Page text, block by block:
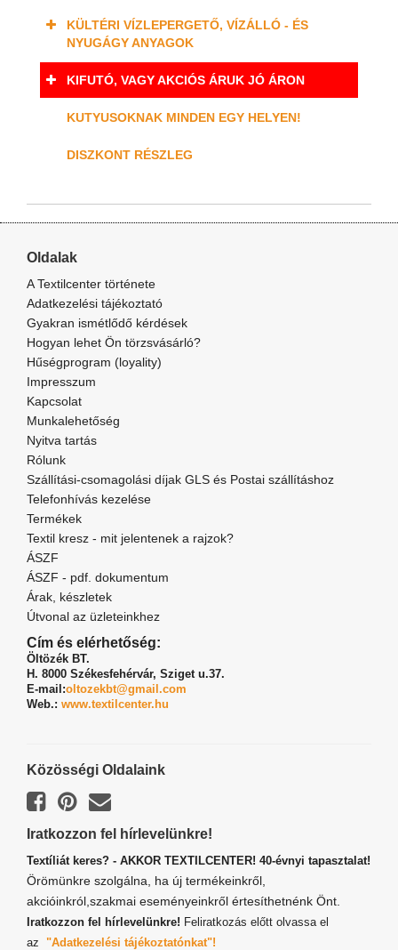
KÜLTÉRI VÍZLEPERGETŐ, VÍZÁLLÓ - ÉS
NYUGÁGY ANYAGOK
KIFUTÓ, VAGY AKCIÓS ÁRUK JÓ ÁRON
KUTYUSOKNAK MINDEN EGY HELYEN!
DISZKONT RÉSZLEG
Oldalak
A Textilcenter története
Adatkezelési tájékoztató
Gyakran ismétlődő kérdések
Hogyan lehet Ön törzsvásárló?
Hűségprogram (loyality)
Impresszum
Kapcsolat
Munkalehetőség
Nyitva tartás
Rólunk
Szállítási-csomagolási díjak GLS és Postai szállításhoz
Telefonhívás kezelése
Termékek
Textil kresz - mit jelentenek a rajzok?
ÁSZF
ÁSZF - pdf. dokumentum
Árak, készletek
Útvonal az üzleteinkhez
Cím és elérhetőség:
Öltözék BT.
H. 8000 Székesfehérvár, Sziget u.37.
E-mail:oltozekbt@gmail.com
Web.: www.textilcenter.hu
Közösségi Oldalaink
Iratkozzon fel hírlevelünkre!
Textíliát keres? - AKKOR TEXTILCENTER! 40-évnyi tapasztalat!
Örömünkre szolgálna, ha új termékeinkről,
akcióinkról,szakmai eseményeinkről értesíthetnénk Önt.
Iratkozzon fel hírlevelünkre! Feliratkozás előtt olvassa el
az "Adatkezelési tájékoztatónkat"!